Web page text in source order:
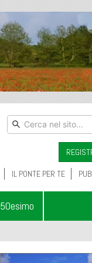
IL PONTE PER TE
50esimo